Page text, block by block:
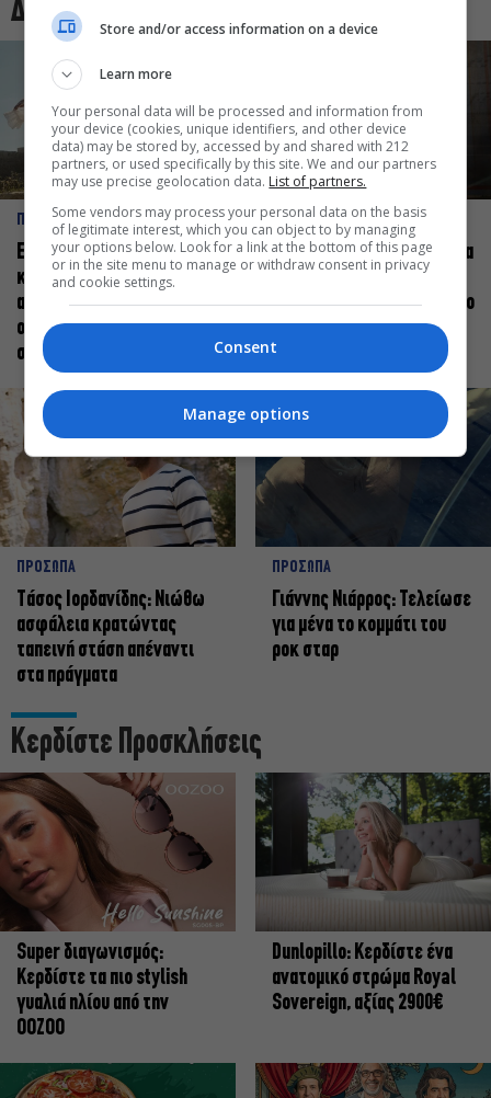
Δες και αυτό
ΠΡΟΣΩΠΑ
Ελεάνα Ανδρεούδη: Κάθε
καλλιτέχνης όταν
ανεβαίνει στη σκηνή
οφείλει να αισθάνεται
σταρ
ΠΡΟΣΩΠΑ
Βαγγέλης Μπίκος: Έμαθα να
δίνω αξία στο ποιος είμαι
πάνω στη σκηνή και όχι στο
πως χορεύω
ΠΡΟΣΩΠΑ
Tάσος Ιορδανίδης: Νιώθω
ασφάλεια κρατώντας
ταπεινή στάση απέναντι
στα πράγματα
ΠΡΟΣΩΠΑ
Γιάννης Νιάρρος: Τελείωσε
για μένα το κομμάτι του
ροκ σταρ
Κερδίστε Προσκλήσεις
Super διαγωνισμός:
Κερδίστε τα πιο stylish
γυαλιά ηλίου από την
OOZOO
Dunlopillo: Κερδίστε ένα
ανατομικό στρώμα Royal
Sovereign, αξίας 2900€
Store and/or access information on a device
Learn more
Your personal data will be processed and information from
your device (cookies, unique identifiers, and other device
data) may be stored by, accessed by and shared with 212
partners, or used specifically by this site. We and our partners
may use precise geolocation data. List of partners.
Some vendors may process your personal data on the basis
of legitimate interest, which you can object to by managing
your options below. Look for a link at the bottom of this page
or in the site menu to manage or withdraw consent in privacy
and cookie settings.
Consent
Manage options